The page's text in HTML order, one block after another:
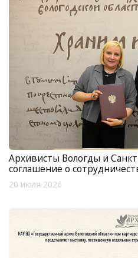
Архивисты Вологды и
соглашение о
20 июля 2026